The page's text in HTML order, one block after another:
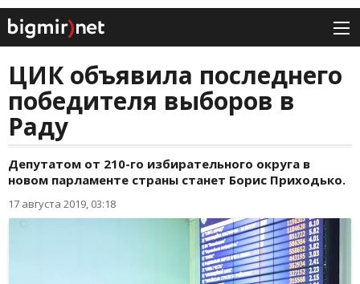
ЦИК объявила последнего
победителя выборов в
Раду
Депутатом от 210-го избирательного округа в
новом парламенте страны станет Борис Приходько.
17 августа 2019, 03:18